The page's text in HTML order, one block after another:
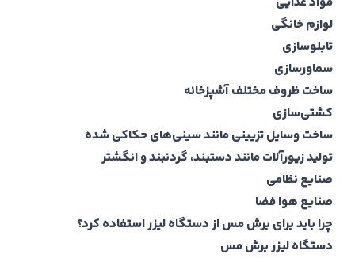
لوازم خانگی
تابلوسازی
سماورسازی
ساخت ظروف مختلف آشپزخانه
کشتی‌سازی
ساخت وسایل تزیینی مانند سینی‌های حکاکی شده
تولید زیورآلات مانند دستبند، گردنبند و انگشتر
صنایع نظامی
صنایع هوا فضا
چرا باید برای برش مس از دستگاه ليزر استفاده کرد؟
دستگاه لیزر برش مس